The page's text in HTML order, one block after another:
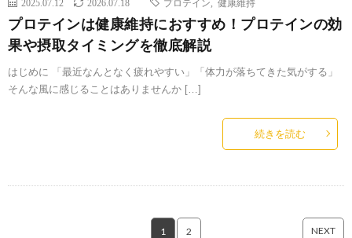
2025.07.12 2026.07.18 プロテイン 健康維持
プロテインは健康維持におすすめ！プロテインの効
果や摂取タイミングを徹底解説
はじめに 「最近なんとなく疲れやすい」「体力が落ちてきた気がする」
そんな風に感じることはありませんか […]
続きを読む
1 2 NEXT